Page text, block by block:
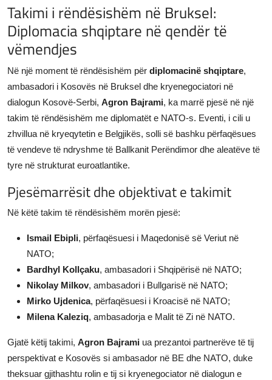
Takimi i rëndësishëm në Bruksel:
Diplomacia shqiptare në qendër të
vëmendjes
Në një moment të rëndësishëm për diplomacinë shqiptare,
ambasadori i Kosovës në Bruksel dhe kryenegociatori në
dialogun Kosovë-Serbi, Agron Bajrami, ka marrë pjesë në një
takim të rëndësishëm me diplomatët e NATO-s. Eventi, i cili u
zhvillua në kryeqytetin e Belgjikës, solli së bashku përfaqësues
të vendeve të ndryshme të Ballkanit Perëndimor dhe aleatëve të
tyre në strukturat euroatlantike.
Pjesëmarrësit dhe objektivat e takimit
Në këtë takim të rëndësishëm morën pjesë:
Ismail Ebipli, përfaqësuesi i Maqedonisë së Veriut në
NATO;
Bardhyl Kollçaku, ambasadori i Shqipërisë në NATO;
Nikolay Milkov, ambasadori i Bullgarisë në NATO;
Mirko Ujdenica, përfaqësuesi i Kroacisë në NATO;
Milena Kaleziq, ambasadorja e Malit të Zi në NATO.
Gjatë këtij takimi, Agron Bajrami ua prezantoi partnerëve të tij
perspektivat e Kosovës si ambasador në BE dhe NATO, duke
theksuar gjithashtu rolin e tij si kryenegociator në dialogun e